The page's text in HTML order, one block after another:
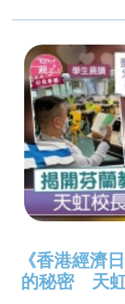
《香港經濟
的秘密 天虹